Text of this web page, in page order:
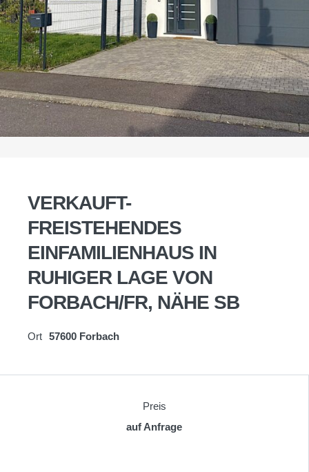
VERKAUFT-
FREISTEHENDES
EINFAMILIENHAUS IN
RUHIGER LAGE VON
FORBACH/FR, NÄHE SB
Ort 57600 Forbach
Preis
auf Anfrage